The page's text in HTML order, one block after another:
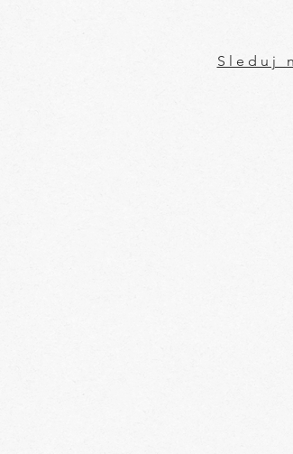
Sleduj